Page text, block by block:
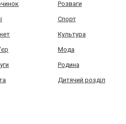
Розваги
Спорт
Культура
Мода
Родина
Дитячий розділ